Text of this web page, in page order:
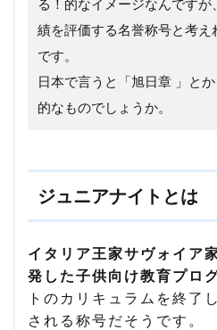
る！的なイメージなんですが
績を評価する名誉称号と考え
です。
日本で言うと「旭日章 」とか
的なものでしょうか。
ジュニアナイトとは
イタリア王家サヴォイア
発した子供向け教育プロ
トのカリキュラムを終了
される称号だそうです。